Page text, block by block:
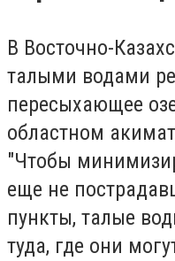
В Восточно-
талыми водами
пересыхающее
областном
"Чтобы
еще не
пункты, талые
туда, где они